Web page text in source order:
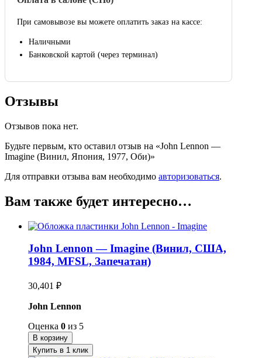
При самовывозе вы можете оплатить заказ на кассе:
Наличными
Банковской картой (через терминал)
Отзывы
Отзывов пока нет.
Будьте первым, кто оставил отзыв на «John Lennon —
Imagine (Винил, Япония, 1977, Оби)»
Для отправки отзыва вам необходимо авторизоваться.
Вам также будет интересно…
John Lennon — Imagine (Винил, США,
1984, MFSL, Запечатан)
30,401 ₽
John Lennon
Оценка 0 из 5
В корзину
Купить в 1 клик